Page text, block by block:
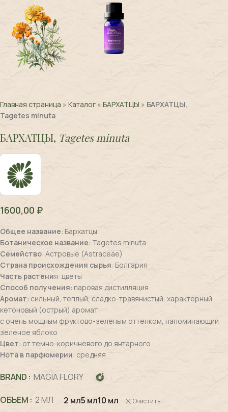
Главная страница » Каталог » БАРХАТЦЫ » БАРХАТЦЫ,
Tagetes minuta
БАРХАТЦЫ, Tagetes minuta
1600,00 ₽
Общее название: Бархатцы
Ботаническое название: Tagetes minuta
Семейство: Астровые (Astraceae)
Страна происхождения сырья: Болгария
Часть растения: цветы
Способ получения: паровая дистилляция
Аромат: сильный, теплый, сладко-травянистый, характерный
кетоновый (острый) аромат
с очень мощным фруктово-зеленым оттенком, напоминающий
зеленое яблоко
Цвет: от темно-коричневого до янтарного
Нота в парфюмерии: средняя
BRAND MAGIA FLORY
ОБЪЕМ 2 МЛ 2 мл5 мл10 мл Очистить